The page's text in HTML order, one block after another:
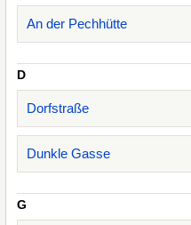
An der Pechhütte
D
Dorfstraße
Dunkle Gasse
G